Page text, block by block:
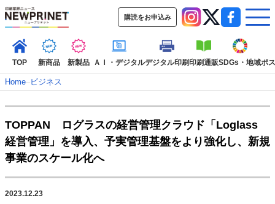
購読をお申込み
TOP 新商品 新製品 ＡＩ・デジタルデジタル印刷印刷通販SDGs・地域ポ
TOP
新着記事 特集記事
動画コンテンツ
インタビュー
コレクション
新商品
Home–ビジネス
TOPPAN ログラスの経営管理クラウド「Loglass
経営管理」を導入、予実管理基盤をより強化し、新規
事業のスケール化へ
2023.12.23